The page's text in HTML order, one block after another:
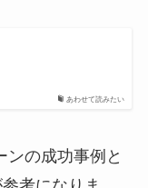
あわせて読みたい
ンの成功事例と